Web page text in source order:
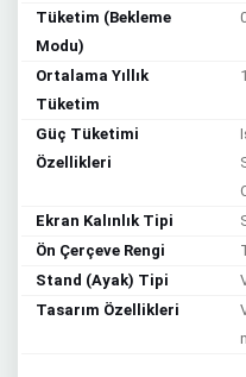
Tüketim (Bekleme
Modu)
Ortalama Yıllık
Tüketim
Güç Tüketimi
Özellikleri
Ekran Kalınlık Tipi
Ön Çerçeve Rengi
Stand (Ayak) Tipi
Tasarım Özellikleri